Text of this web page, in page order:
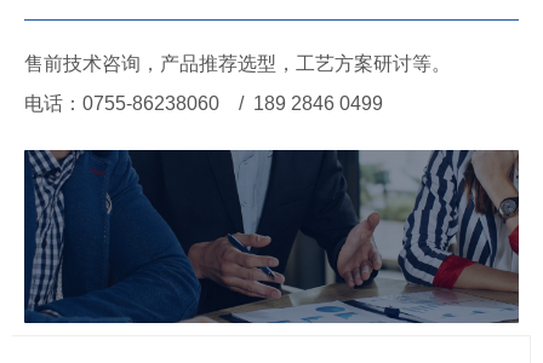
售前技术咨询，产品推荐选型，工艺方案研讨等。
电话：0755-86238060 / 189 2846 0499